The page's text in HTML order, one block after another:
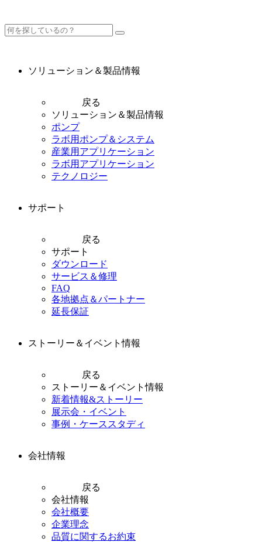
ソリューション＆製品情報
戻る
ソリューション＆製品情報
ポンプ
ラボ用ポンプ＆システム
産業用アプリケーション
ラボ用アプリケーション
テクノロジー
サポート
戻る
サポート
ダウンロード
サービス＆修理
FAQ
各地拠点＆パートナー
延長保証
ストーリー＆イベント情報
戻る
ストーリー＆イベント情報
新着情報&ストーリー
展示会・イベント
事例・ケーススタディ
会社情報
戻る
会社情報
会社概要
企業理念
品質に関するお約束